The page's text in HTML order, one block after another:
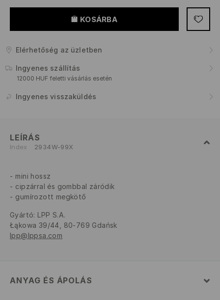
KOSÁRBA
Elérhetőség az üzletben
Ingyenes szállítás
12000 HUF feletti vásárlás esetén
Ingyenes visszaküldés
LEÍRÁS
Index 2934W-99X
mini hossz
cipzárral és gombbal záródik
gumírozott megkötő
Gyártó: LPP S.A.
Łąkowa 39/44, 80-769 Gdańsk
lpp@lppsa.com
ANYAG ÉS ÁPOLÁS